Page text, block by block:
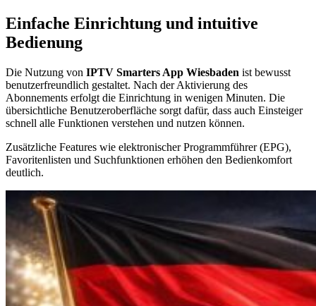
Einfache Einrichtung und intuitive
Bedienung
Die Nutzung von IPTV Smarters App Wiesbaden ist bewusst
benutzerfreundlich gestaltet. Nach der Aktivierung des
Abonnements erfolgt die Einrichtung in wenigen Minuten. Die
übersichtliche Benutzeroberfläche sorgt dafür, dass auch Einsteiger
schnell alle Funktionen verstehen und nutzen können.
Zusätzliche Features wie elektronischer Programmführer (EPG),
Favoritenlisten und Suchfunktionen erhöhen den Bedienkomfort
deutlich.